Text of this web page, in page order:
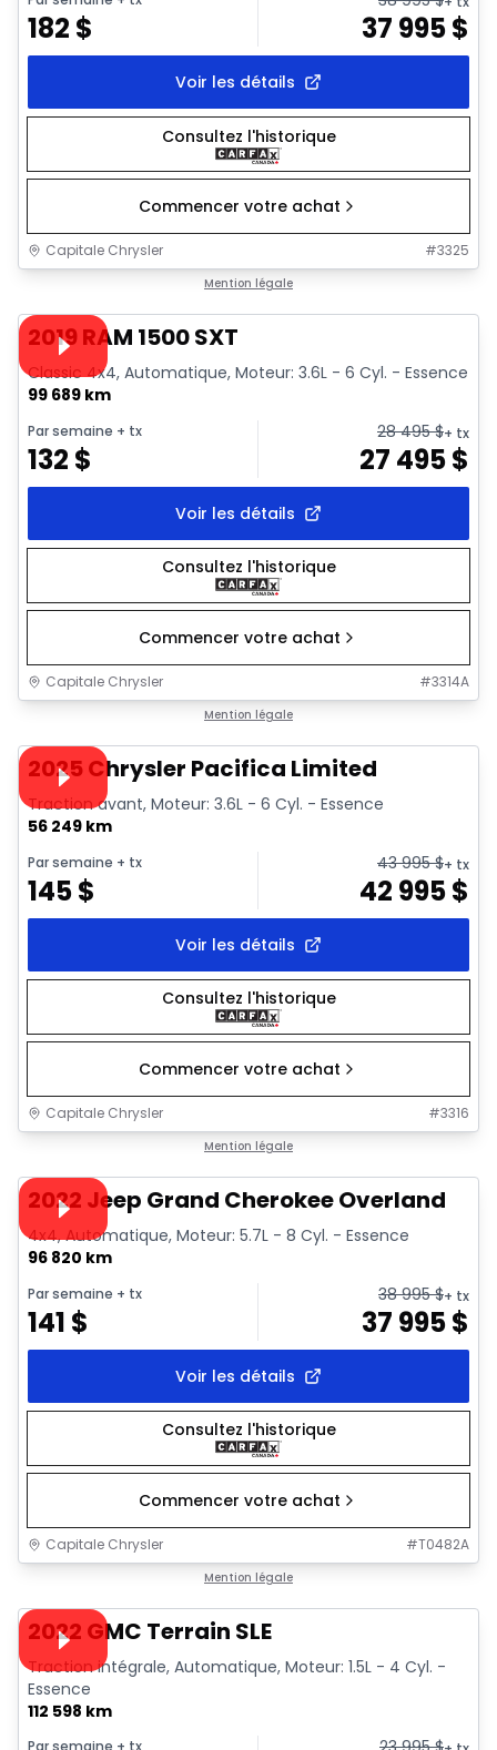
182 $ 37 995$
Voir les détails
Consultez l'historique
Commencer votre achat
Capitale Chrysler #3325
Mention légale
Vidéo disponible
2019 RAM 1500 SXT
Classic 4x4, Automatique, Moteur: 3.6L - 6 Cyl. - Essence
99 689 km
Par semaine + tx
132 $
28 495$+ tx
27 495$
Voir les détails
Consultez l'historique
Commencer votre achat
Capitale Chrysler #3314A
Mention légale
Vidéo disponible
2025 Chrysler Pacifica Limited
Traction avant, Moteur: 3.6L - 6 Cyl. - Essence
56 249 km
Par semaine + tx
145$
43 995$+ tx
42 995$
Voir les détails
Consultez l'historique
Commencer votre achat
Capitale Chrysler #3316
Mention légale
Vidéo disponible
2022 Jeep Grand Cherokee Overland
4x4, Automatique, Moteur: 5.7L - 8 Cyl. - Essence
96 820 km
Par semaine + tx
141 $
38 995$+ tx
37 995$
Voir les détails
Consultez l'historique
Commencer votre achat
Capitale Chrysler #T0482A
Mention légale
Vidéo disponible
2022 GMC Terrain SLE
Traction intégrale, Automatique, Moteur: 1.5L - 4 Cyl. -
Essence
112 598 km